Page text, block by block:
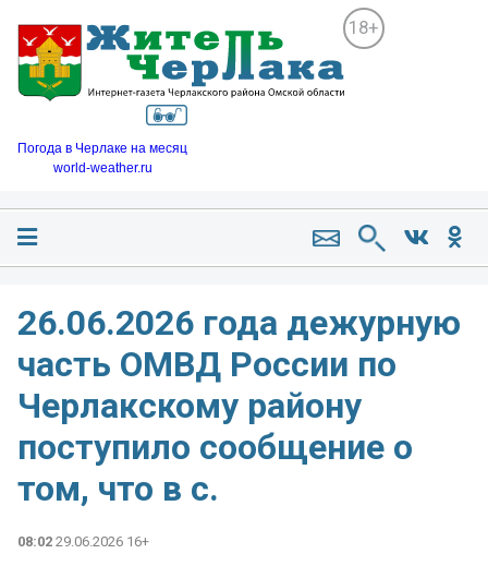
18+
Погода в Черлаке на месяц
world-weather.ru
26.06.2026 года дежурную
часть ОМВД России по
Черлакскому району
поступило сообщение о
том, что в с.
08:02 29.06.2026 16+